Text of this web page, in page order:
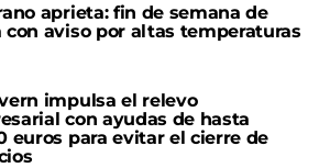
aprieta: fin de semana de
con aviso por altas temperaturas
impulsa el relevo
con ayudas de hasta
euros para evitar el cierre de